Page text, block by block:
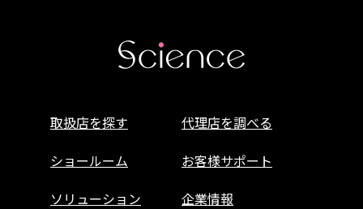
取扱店を探す
代理店を調べる
ショールーム
お客様サポート
ソリューション
企業情報